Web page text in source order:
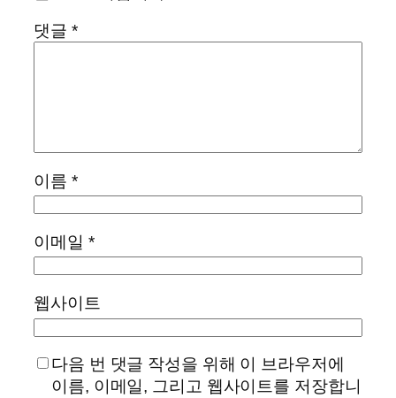
댓글 *
이름 *
이메일 *
웹사이트
다음 번 댓글 작성을 위해 이 브라우저에
이름, 이메일, 그리고 웹사이트를 저장합니